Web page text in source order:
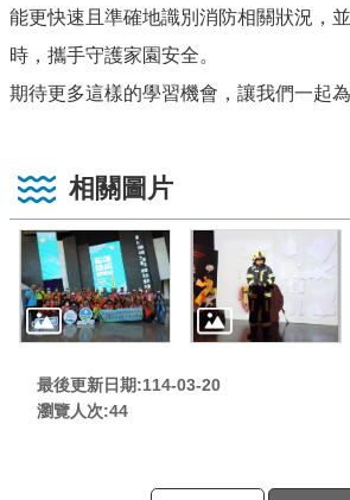
能更快速且準確地識別消防相關狀況，
時，攜手守護家園安全。
期待更多這樣的學習機會，讓我們一起
相關圖片
最後更新日期:114-03-20
瀏覽人次:44